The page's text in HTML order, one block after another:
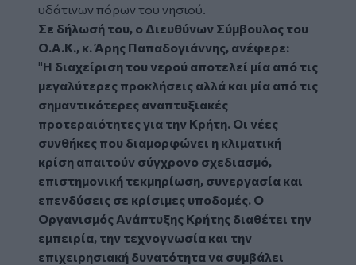
υδάτινων πόρων του νησιού.
Σε δήλωσή του, ο Διευθύνων Σύμβουλος του
Ο.Α.Κ., κ. Άρης Παπαδογιάννης, ανέφερε:
"Η διαχείριση του νερού αποτελεί μία από τις
μεγαλύτερες προκλήσεις αλλά και μία από τις
σημαντικότερες αναπτυξιακές
προτεραιότητες για την Κρήτη. Οι νέες
συνθήκες που διαμορφώνει η κλιματική
κρίση απαιτούν σύγχρονο σχεδιασμό,
επιστημονική τεκμηρίωση, συνεργασία και
επενδύσεις σε κρίσιμες υποδομές. Ο
Οργανισμός Ανάπτυξης Κρήτης διαθέτει την
εμπειρία, την τεχνογνωσία και την
επιχειρησιακή δυνατότητα να συμβάλει